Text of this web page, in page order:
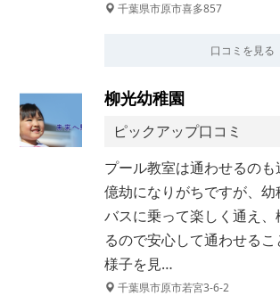
千葉県市原市喜多857
口コミを見る
柳光幼稚園
ピックアップ口コミ
プール教室は通わせるの
億劫になりがちですが、幼
バスに乗って楽しく通え
るので安心して通わせるこ
様子を見…
千葉県市原市若宮3-6-2